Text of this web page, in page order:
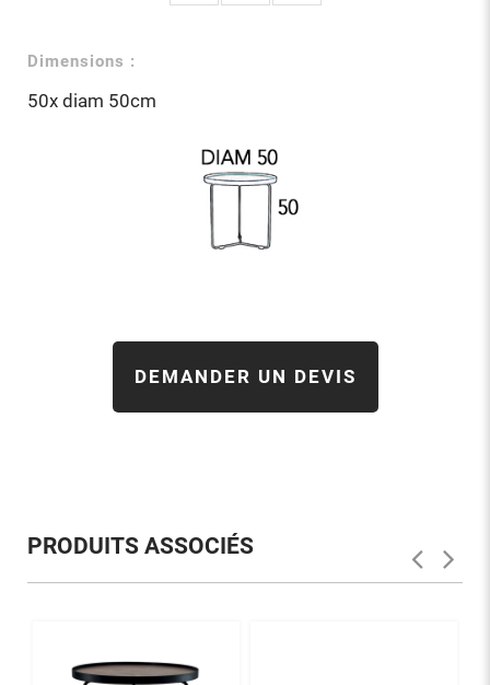
Dimensions :
50x diam 50cm
DEMANDER UN DEVIS
PRODUITS ASSOCIÉS